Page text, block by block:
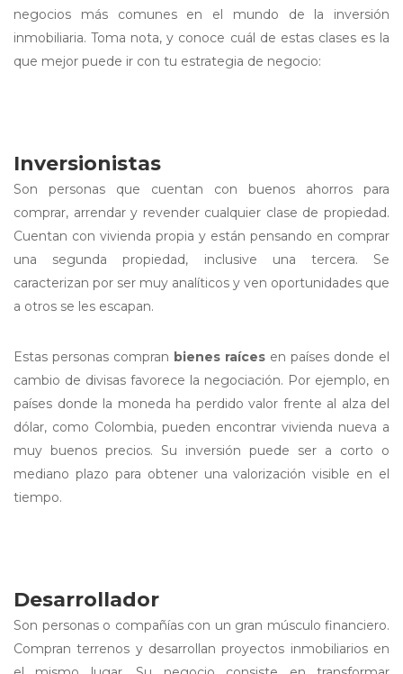
negocios más comunes en el mundo de la inversión
inmobiliaria. Toma nota, y conoce cuál de estas clases es la
que mejor puede ir con tu estrategia de negocio:
Inversionistas
Son personas que cuentan con buenos ahorros para
comprar, arrendar y revender cualquier clase de propiedad.
Cuentan con vivienda propia y están pensando en comprar
una segunda propiedad, inclusive una tercera. Se
caracterizan por ser muy analíticos y ven oportunidades que
a otros se les escapan.
Estas personas compran bienes raíces en países donde el
cambio de divisas favorece la negociación. Por ejemplo, en
países donde la moneda ha perdido valor frente al alza del
dólar, como Colombia, pueden encontrar vivienda nueva a
muy buenos precios. Su inversión puede ser a corto o
mediano plazo para obtener una valorización visible en el
tiempo.
Desarrollador
Son personas o compañías con un gran músculo financiero.
Compran terrenos y desarrollan proyectos inmobiliarios en